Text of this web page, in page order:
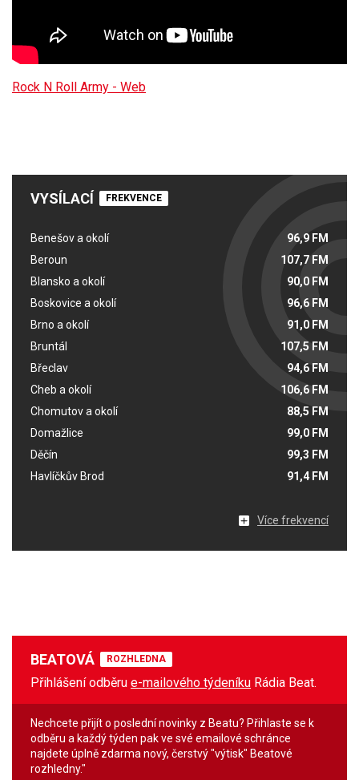
Rock N Roll Army - Web
VYSÍLACÍ FREKVENCE
Benešov a okolí
96,9 FM
Beroun
107,7 FM
Blansko a okolí
90,0 FM
Boskovice a okolí
96,6 FM
Brno a okolí
91,0 FM
Bruntál
107,5 FM
Břeclav
94,6 FM
Cheb a okolí
106,6 FM
Chomutov a okolí
88,5 FM
Domažlice
99,0 FM
Děčín
99,3 FM
Havlíčkův Brod
91,4 FM
Více frekvencí
BEATOVÁ ROZHLEDNA
Přihlášení odběru e-mailového týdeníku Rádia Beat.
Nechcete přijít o poslední novinky z Beatu? Přihlaste se k
odběru a každý týden pak ve své emailové schránce
najdete úplně zdarma nový, čerstvý "výtisk" Beatové
rozhledny."